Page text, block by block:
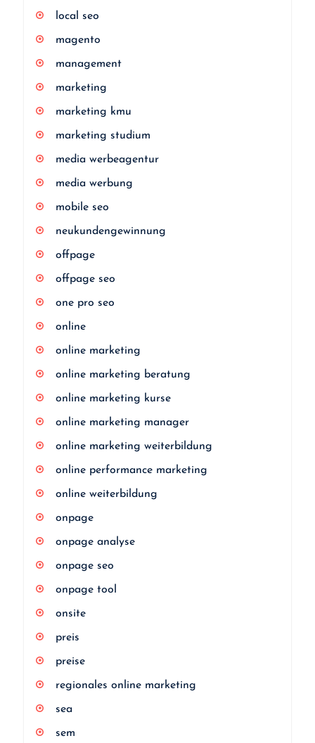
local seo
magento
management
marketing
marketing kmu
marketing studium
media werbeagentur
media werbung
mobile seo
neukundengewinnung
offpage
offpage seo
one pro seo
online
online marketing
online marketing beratung
online marketing kurse
online marketing manager
online marketing weiterbildung
online performance marketing
online weiterbildung
onpage
onpage analyse
onpage seo
onpage tool
onsite
preis
preise
regionales online marketing
sea
sem